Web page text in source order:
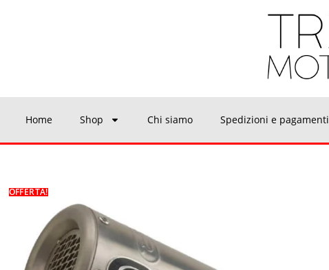
Home Shop Chi siamo Spedizioni e pagamenti
OFFERTA!